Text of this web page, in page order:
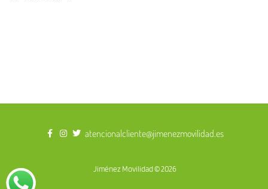
Jiménez Movilidad © 2026
atencionalcliente@jimenezmovilidad.es